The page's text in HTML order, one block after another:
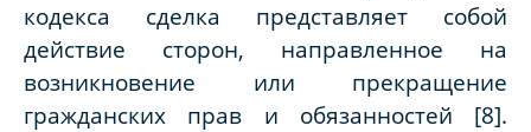
кодекса сделка представляет собой
действие сторон, направленное на
возникновение или прекращение
гражданских прав и обязанностей [8].